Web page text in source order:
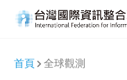
首頁 全球觀測